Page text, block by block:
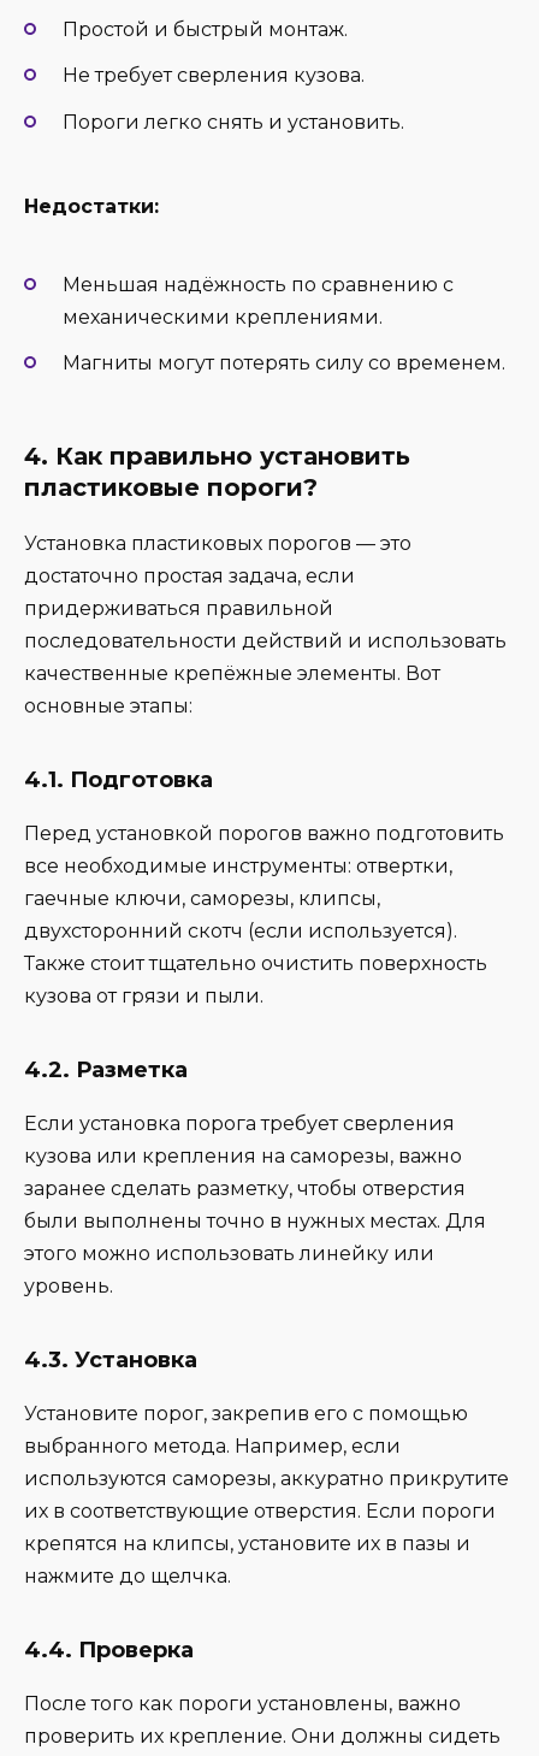
Простой и быстрый монтаж.
Не требует сверления кузова.
Пороги легко снять и установить.
Недостатки:
Меньшая надёжность по сравнению с
механическими креплениями.
Магниты могут потерять силу со временем.
4. Как правильно установить
пластиковые пороги?
Установка пластиковых порогов — это
достаточно простая задача, если
придерживаться правильной
последовательности действий и использовать
качественные крепёжные элементы. Вот
основные этапы:
4.1. Подготовка
Перед установкой порогов важно подготовить
все необходимые инструменты: отвертки,
гаечные ключи, саморезы, клипсы,
двухсторонний скотч (если используется).
Также стоит тщательно очистить поверхность
кузова от грязи и пыли.
4.2. Разметка
Если установка порога требует сверления
кузова или крепления на саморезы, важно
заранее сделать разметку, чтобы отверстия
были выполнены точно в нужных местах. Для
этого можно использовать линейку или
уровень.
4.3. Установка
Установите порог, закрепив его с помощью
выбранного метода. Например, если
используются саморезы, аккуратно прикрутите
их в соответствующие отверстия. Если пороги
крепятся на клипсы, установите их в пазы и
нажмите до щелчка.
4.4. Проверка
После того как пороги установлены, важно
проверить их крепление. Они должны сидеть